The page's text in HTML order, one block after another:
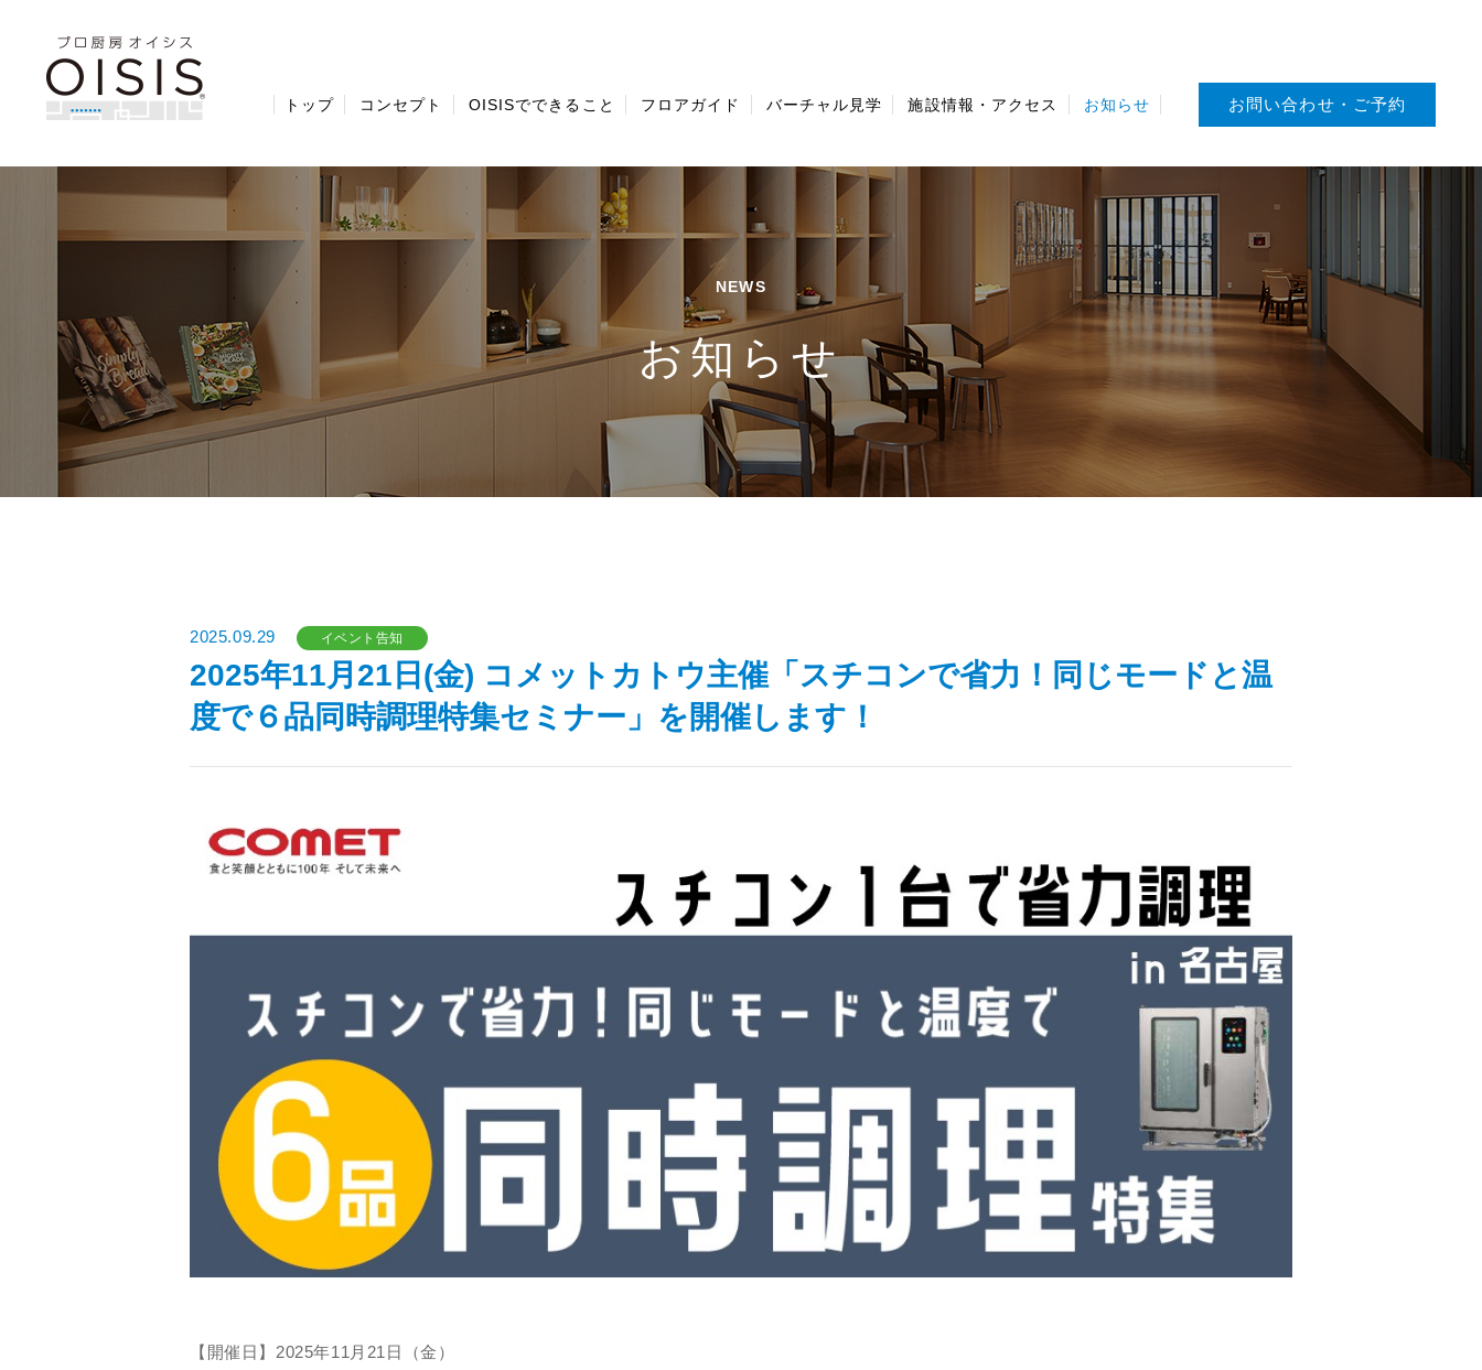
トップ コンセプト OISISでできること フロアガイド バーチャル見学 施設情報・アクセス お知らせ お問い合わせ・ご予約
NEWS
お知らせ
2025.09.29 イベント告知
2025年11月21日(金) コメットカトウ主催「スチコンで省力！同じモードと温
度で６品同時調理特集セミナー」を開催します！
【開催日】2025年11月21日（金）